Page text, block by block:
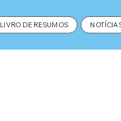
LIVRO DE RESUMOS